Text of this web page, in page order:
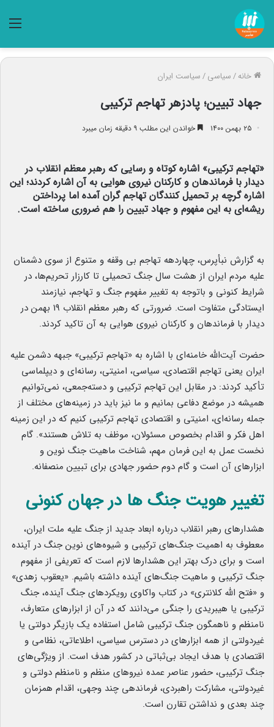
خانه/سیاسی/سیاست ایران
جهاد تبیین؛ پادزهر تهاجم ترکیبی
۲۵ بهمن ۱۴۰۰ خواندن این مطلب ۹ دقیقه زمان میبرد
«تهاجم ترکیبی» اشاره کوتاه و رسایی که رهبر معظم انقلاب در
دیدار با فرماندهان و کارکنان نیروی هوایی به آن اشاره کردند؛ این
اشاره گرچه بر تحمیل کنندگان تهاجم گران آمده اما پرداختن
ریشه‌ای به این مفهوم و جهاد تبیین را هم ضروری ساخته است.
به گزارش نبأپرس، چهاردهه تهاجم بی وقفه و متنوع از سوی دشمنان
علیه مردم ایران از هشت سال جنگ تحمیلی تا کارزار تحریم‌ها، در
شرایط کنونی و باتوجه به تغییر مفهوم جنگ و تهاجم، نیازمند
ایستادگی متفاوت است. ضرورتی که رهبر معظم انقلاب ۱۹ بهمن در
دیدار با فرماندهان و کارکنان نیروی هوایی به آن تاکید کردند.
حضرت آیت‌الله خامنه‌ای با اشاره به «تهاجم ترکیبی» جبهه دشمن علیه
ایران یعنی تهاجم اقتصادی، سیاسی، امنیتی، رسانه‌ای و دیپلماسی
تأکید کردند: در مقابل این تهاجم ترکیبی و دسته‌جمعی، نمی‌توانیم
همیشه در موضع دفاعی بمانیم و ما نیز باید در زمینه‌های مختلف از
جمله رسانه‌ای، امنیتی و اقتصادی تهاجم ترکیبی کنیم که در این زمینه
اهل فکر و اقدام بخصوص مسئولان، موظف به تلاش هستند». گام
نخست عمل به این فرمان مهم، شناخت ماهیت جنگ نوین و
ابزارهای آن است و گام دوم حضور جهادی برای تبیین منصفانه.
تغییر هویت جنگ ها در جهان کنونی
هشدارهای رهبر انقلاب درباره ابعاد جدید از جنگ علیه ملت ایران،
معطوف به اهمیت جنگ‌های ترکیبی و شیوه‌های نوین جنگ در آینده
است و برای درک بهتر این هشدارها لازم است که تعریفی از مفهوم
جنگ ترکیبی و ماهیت جنگ‌های آینده داشته باشیم. «یعقوب زهدی»
و «فتح الله کلانتری» در کتاب واکاوی رویکردهای جنگ آینده، جنگ
ترکیبی یا هیبریدی را جنگی می‌دانند که در آن از ابزارهای متعارف،
نامنظم و ناهمگون جنگ ترکیبی شامل استفاده یک بازیگر دولتی یا
غیردولتی از همه ابزارهای در دسترس سیاسی، اطلاعاتی، نظامی و
اقتصادی با هدف ایجاد بی‌ثباتی در کشور هدف است. از ویژگی‌های
جنگ ترکیبی، حضور عناصر عمده نیروهای منظم و نامنظم دولتی و
غیردولتی، مشارکت راهبردی، فرماندهی چند وجهی، اقدام همزمان
چند بعدی و نداشتن تقارن است.